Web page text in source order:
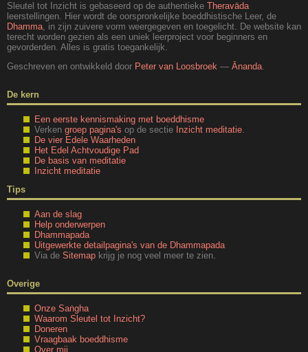
Sleutel tot Inzicht is gebaseerd op de authentieke Theravāda
leerstellingen. Hier wordt de oorspronkelijke boeddhistische Leer, de
Dhamma, in zijn zuivere vorm weergegeven en toegelicht. De website kan
terecht worden gezien als een uniek leerproject voor beginners en
gevorderden. Alles is gratis toegankelijk.
Geschreven en ontwikkeld door Peter van Loosbroek — Ānanda.
De kern
Een eerste kennismaking met boeddhisme
Verken groep pagina's op de sectie Inzicht meditatie
De vier Edele Waarheden
Het Edel Achtvoudige Pad
De basis van meditatie
Inzicht meditatie
Tips
Aan de slag
Help onderwerpen
Dhammapada
Uitgewerkte detailpagina's van de Dhammapada
Via de Sitemap krijg je nog veel meer te zien.
Overige
Onze Saṅgha
Waarom Sleutel tot Inzicht?
Doneren
Vraagbaak boeddhisme
Over mij